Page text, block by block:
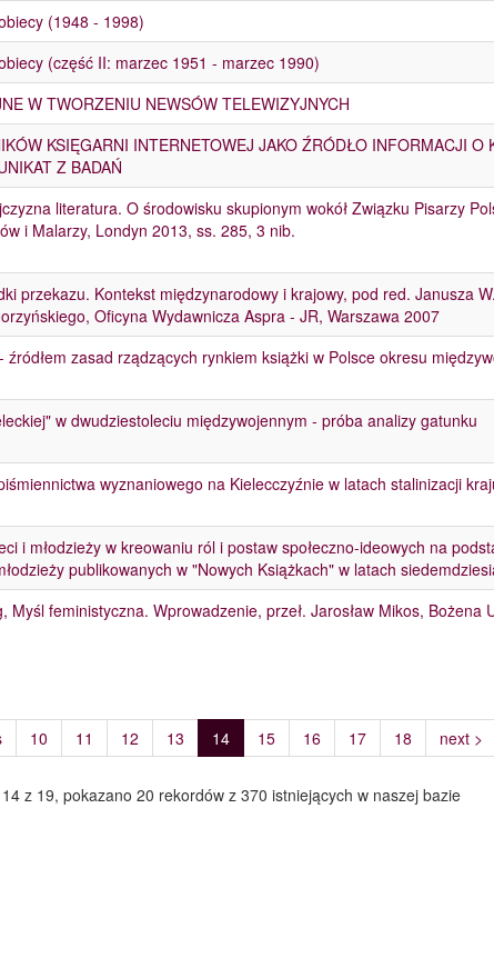
(1948 - 1998)
(część II: marzec 1951 - marzec 1990)
W TWORZENIU NEWSÓW TELEWIZYJNYCH
KSIĘGARNI INTERNETOWEJ JAKO ŹRÓDŁO INFORMACJI O
Z BADAŃ
literatura. O środowisku skupionym wokół Związku Pisarzy
i Malarzy, Londyn 2013, ss. 285, 3 nib.
przekazu. Kontekst międzynarodowy i krajowy, pod red. Janusza
Oficyna Wydawnicza Aspra - JR, Warszawa 2007
źródłem zasad rządzących rynkiem książki w Polsce okresu
w dwudziestoleciu międzywojennym - próba analizy gatunku
wyznaniowego na Kielecczyźnie w latach stalinizacji
i młodzieży w kreowaniu ról i postaw społeczno-ideowych na
publikowanych w "Nowych Książkach" w latach
Myśl feministyczna. Wprowadzenie, przeł. Jarosław Mikos, Bożena
10 11 12 13 14 15 16 17 18 next >
z 19, pokazano 20 rekordów z 370 istniejących w naszej bazie